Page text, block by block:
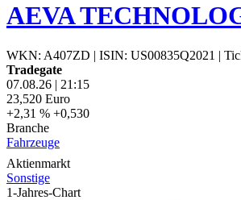
AEVA
WKN: A407ZD | ISIN: US00835Q2021 |
Tradegate
07.08.26 | 21:15
23,520 Euro
+2,31 % +0,530
Branche
Fahrzeuge
Aktienmarkt
Sonstige
1-Jahres-Chart